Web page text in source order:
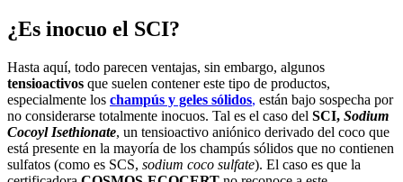
¿Es inocuo el SCI?
Hasta aquí, todo parecen ventajas, sin embargo, algunos
tensioactivos que suelen contener este tipo de productos,
especialmente los champús y geles sólidos, están bajo sospecha por
no considerarse totalmente inocuos. Tal es el caso del SCI, Sodium
Cocoyl Isethionate, un tensioactivo aniónico derivado del coco que
está presente en la mayoría de los champús sólidos que no contienen
sulfatos (como es SCS, sodium coco sulfate). El caso es que la